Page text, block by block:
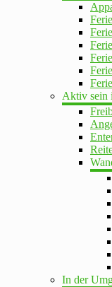
Aktiv sein
In der